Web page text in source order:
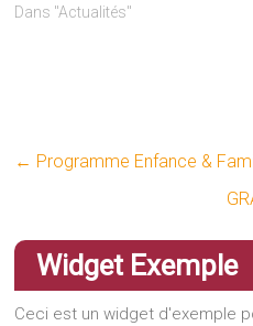
Dans "Actualités"
← Programme Enfance &
Widget Exemple
Ceci est un widget d'exemple